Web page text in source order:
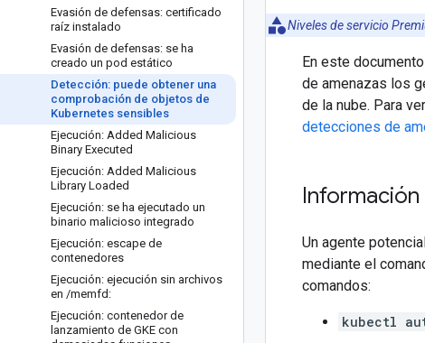
Evasión de defensas: certificado
raíz instalado
Evasión de defensas: se ha
creado un pod estático
Detección: puede obtener una
comprobación de objetos de
Kubernetes sensibles
Ejecución: Added Malicious
Binary Executed
Ejecución: Added Malicious
Library Loaded
Ejecución: se ha ejecutado un
binario malicioso integrado
Ejecución: escape de
contenedores
Ejecución: ejecución sin archivos
en /memfd:
Ejecución: contenedor de
lanzamiento de GKE con
Niveles de servicio
En este
de amenazas los
de la nube. Para
detecciones de
Información
Un agente
mediante el
comandos:
kubectl